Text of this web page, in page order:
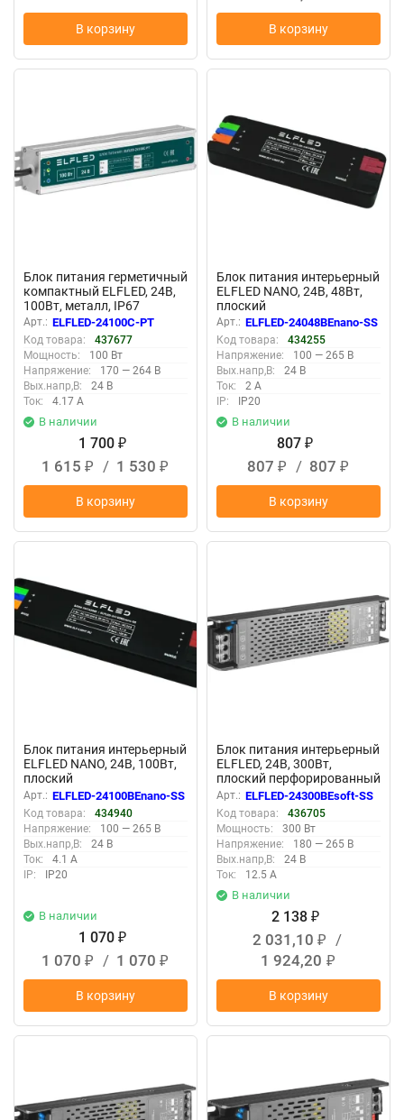
В корзину В корзину
Блок питания герметичный
компактный ELFLED, 24В,
100Вт, металл, IP67
Арт.: ELFLED-24100С-PT
Код товара:
437677
Мощность:
100 Вт
Напряжение:
170 — 264 В
Вых.напр,В:
24 В
Ток:
4.17 А
В наличии
1 700 ₽
1 615 ₽ / 1 530 ₽
В корзину
Блок питания интерьерный
ELFLED NANO, 24В, 48Вт,
плоский
Арт.: ELFLED-24048BEnano-SS
Код товара:
434255
Напряжение:
100 — 265 В
Вых.напр,В:
24 В
Ток:
2 А
IP:
IP20
В наличии
807 ₽
807 ₽ / 807 ₽
В корзину
Блок питания интерьерный
ELFLED NANO, 24В, 100Вт,
плоский
Арт.: ELFLED-24100BEnano-SS
Код товара:
434940
Напряжение:
100 — 265 В
Вых.напр,В:
24 В
Ток:
4.1 А
IP:
IP20
В наличии
1 070 ₽
1 070 ₽ / 1 070 ₽
В корзину
Блок питания интерьерный
ELFLED, 24В, 300Вт,
плоский перфорированный
корпус (с плавным пуском)
Арт.: ELFLED-24300BEsoft-SS
Код товара:
436705
Мощность:
300 Вт
Напряжение:
180 — 265 В
Вых.напр,В:
24 В
Ток:
12.5 А
В наличии
2 138 ₽
2 031,10 ₽
/
1 924,20 ₽
В корзину